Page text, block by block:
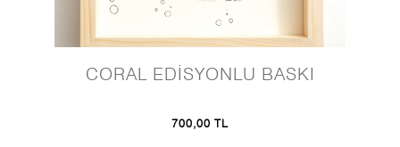
CORAL EDİSYONLU BASKI
700,00 TL